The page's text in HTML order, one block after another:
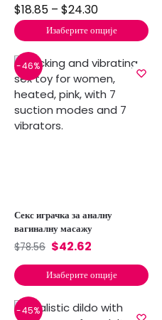
$18.85 – $24.30
Изаберите опције
-46%
Секс играчка за аналну
вагиналну масажу
$78.56 $42.62
Изаберите опције
-45%